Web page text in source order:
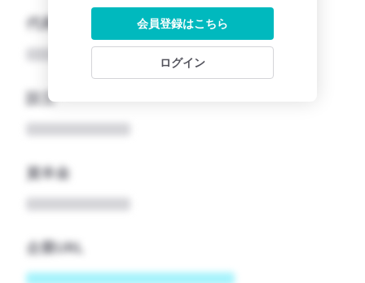
代表者
設立
資本金
企業URL
会員登録はこちら
ログイン